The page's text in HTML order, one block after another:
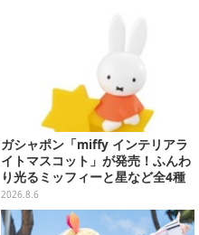
ガシャポン「miffy インテリアラ
イトマスコット」が発売！ふんわ
り光るミッフィーと星など全4種
ラインナップ
2026.8.6